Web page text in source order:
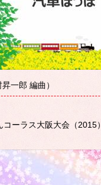
一郎 編曲）
ーラス大阪大会（2015）